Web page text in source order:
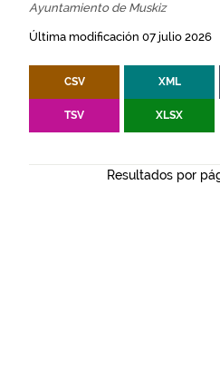
Ayuntamiento de Muskiz
Última modificación 07 julio 2026
CSV XML
TSV XLSX
Resultados por